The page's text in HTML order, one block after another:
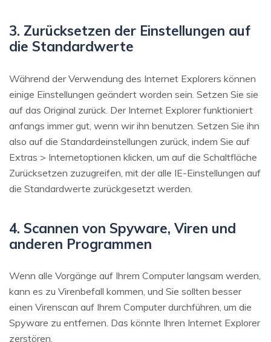
3. Zurücksetzen der Einstellungen auf
die Standardwerte
Während der Verwendung des Internet Explorers können
einige Einstellungen geändert worden sein. Setzen Sie sie
auf das Original zurück. Der Internet Explorer funktioniert
anfangs immer gut, wenn wir ihn benutzen. Setzen Sie ihn
also auf die Standardeinstellungen zurück, indem Sie auf
Extras > Internetoptionen klicken, um auf die Schaltfläche
Zurücksetzen zuzugreifen, mit der alle IE-Einstellungen auf
die Standardwerte zurückgesetzt werden.
4. Scannen von Spyware, Viren und
anderen Programmen
Wenn alle Vorgänge auf Ihrem Computer langsam werden,
kann es zu Virenbefall kommen, und Sie sollten besser
einen Virenscan auf Ihrem Computer durchführen, um die
Spyware zu entfernen. Das könnte Ihren Internet Explorer
zerstören.